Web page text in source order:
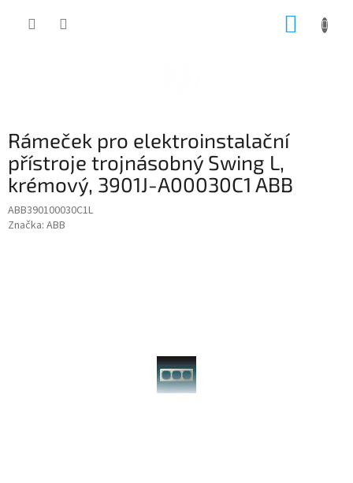
Rámeček pro elektroinstalační
přístroje trojnásobný Swing L,
krémový, 3901J-A00030C1 ABB
ABB390100030C1L
Značka: ABB